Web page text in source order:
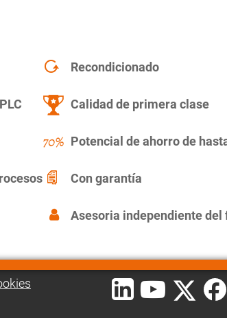
Recondicionado
Calidad de primera clase
Potencial de ahorro de
Con garantía
Asesoria independiente del